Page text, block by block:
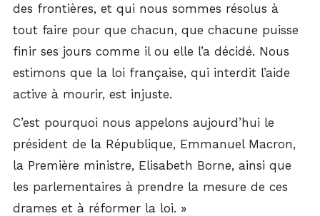
des frontières, et qui nous sommes résolus à
tout faire pour que chacun, que chacune puisse
finir ses jours comme il ou elle l’a décidé. Nous
estimons que la loi française, qui interdit l’aide
active à mourir, est injuste.
C’est pourquoi nous appelons aujourd’hui le
président de la République, Emmanuel Macron,
la Première ministre, Elisabeth Borne, ainsi que
les parlementaires à prendre la mesure de ces
drames et à réformer la loi. »